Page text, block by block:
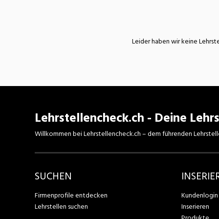
Leider haben wir keine
Lehrstellencheck.ch - Deine
Willkommen bei Lehrstellencheck.ch – dem führenden
SUCHEN
Firmenprofile entdecken
Lehrstellen suchen
Kundenlogin
Inserieren